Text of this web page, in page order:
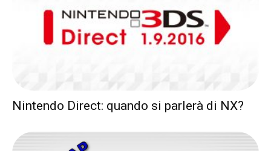
Nintendo Direct: quando si parlerà di NX?